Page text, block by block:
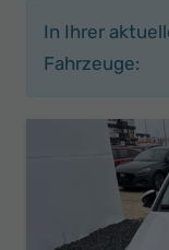
In Ihrer
Fahrzeuge: